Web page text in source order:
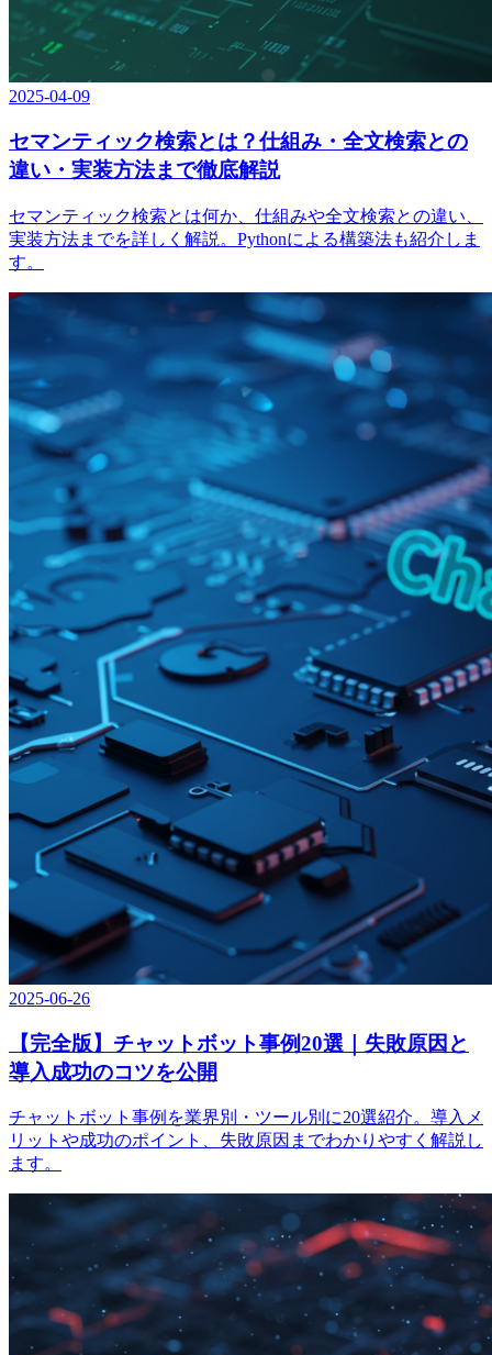
2025-04-09
セマンティック検索とは？仕組み・全文検索との
違い・実装方法まで徹底解説
セマンティック検索とは何か、仕組みや全文検索との違い、
実装方法までを詳しく解説。Pythonによる構築法も紹介しま
す。
2025-06-26
【完全版】チャットボット事例20選｜失敗原因と
導入成功のコツを公開
チャットボット事例を業界別・ツール別に20選紹介。導入メ
リットや成功のポイント、失敗原因までわかりやすく解説し
ます。